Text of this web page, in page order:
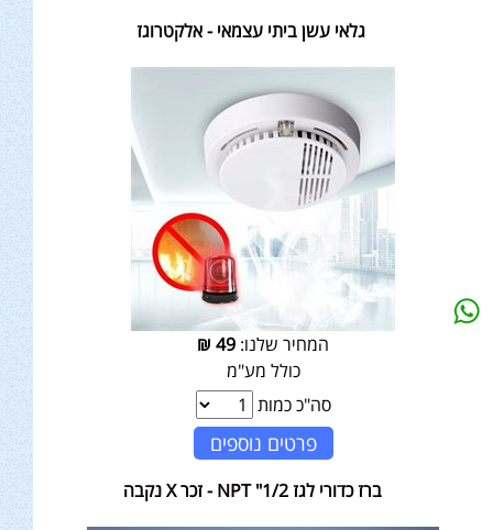
גלאי עשן ביתי עצמאי - אלקטרוגז
המחיר שלנו: 49
₪
כולל מע"מ
סה"כ כמות
פרטים נוספים
ברז כדורי לגז 1/2" NPT - זכר X נקבה